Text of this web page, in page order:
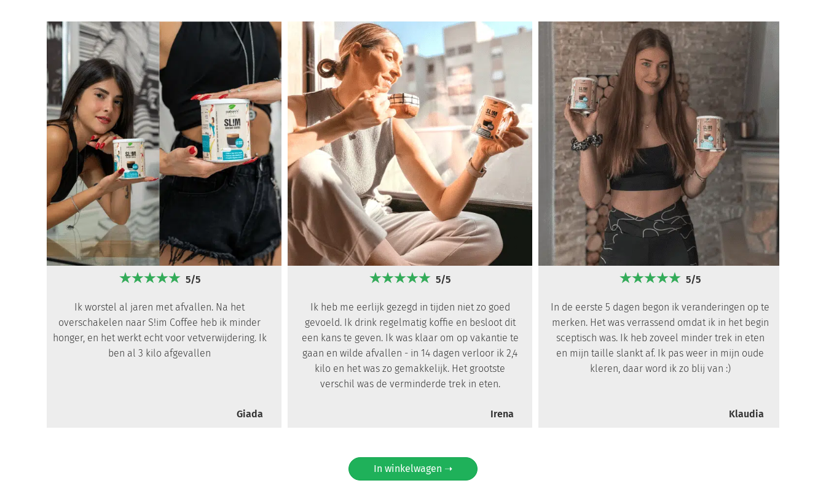
5/5
Ik worstel al jaren met afvallen. Na het
overschakelen naar S!im Coffee heb ik minder
honger, en het werkt echt voor vetverwijdering. Ik
ben al 3 kilo afgevallen
Giada
5/5
Ik heb me eerlijk gezegd in tijden niet zo goed
gevoeld. Ik drink regelmatig koffie en besloot dit
een kans te geven. Ik was klaar om op vakantie te
gaan en wilde afvallen - in 14 dagen verloor ik 2,4
kilo en het was zo gemakkelijk. Het grootste
verschil was de verminderde trek in eten.
Irena
5/5
In de eerste 5 dagen begon ik veranderingen op te
merken. Het was verrassend omdat ik in het begin
sceptisch was. Ik heb zoveel minder trek in eten
en mijn taille slankt af. Ik pas weer in mijn oude
kleren, daar word ik zo blij van :)
Klaudia
In winkelwagen ➝